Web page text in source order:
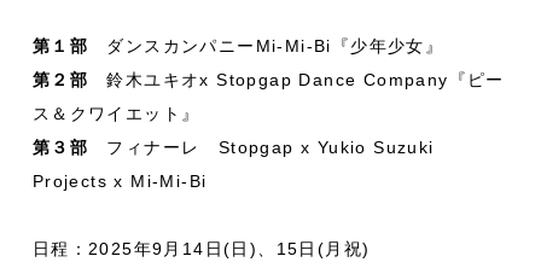
第１部 ダンスカンパニーMi-Mi-Bi『少年少女』
第２部 鈴木ユキオx Stopgap Dance Company『ピー
ス＆クワイエット』
第３部 フィナーレ Stopgap x Yukio Suzuki
Projects x Mi-Mi-Bi
日程：2025年9月14日(日)、15日(月祝)